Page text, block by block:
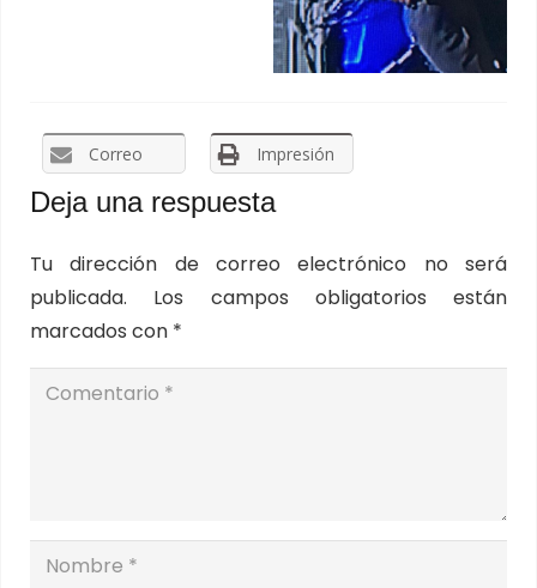
Correo Impresión
Deja una respuesta
Tu dirección de correo electrónico no será
publicada.
Los campos obligatorios están
marcados con *